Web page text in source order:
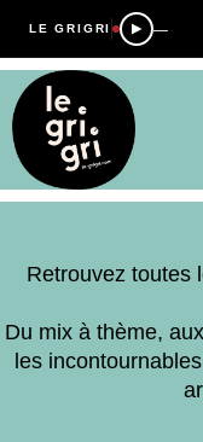
LE GRIGRI —
Retrouvez toutes
Du mix à thème,
les